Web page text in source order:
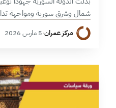
شمال وشرق سورية ومواجهة
وسط تحديات أمنية مركبة
والتهديدات المتجددة لتنظيم
مركز عمران·5 مارس 2026